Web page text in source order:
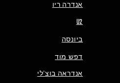
אנדרה ריו
U2
ביונסה
דפש מוד
אנדראה בוצ'לי